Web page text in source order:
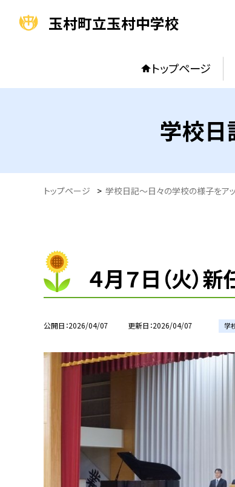
玉村町立玉村中学校
トップページ
学校日
トップページ > 学校日記～日々の学校の様子をア
４月７日（火）
公開日 2026/04/07 更新日 2026/04/07 学